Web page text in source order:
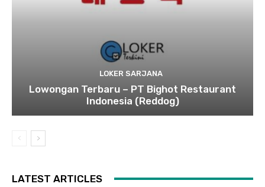
LOKER SARJANA
Lowongan Terbaru – PT Bighot Restaurant
Indonesia (Reddog)
LATEST ARTICLES